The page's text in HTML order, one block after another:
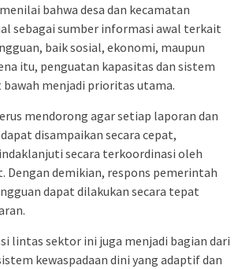
bahwa desa dan kecamatan
sebagai sumber informasi awal terkait
baik sosial, ekonomi, maupun
itu, penguatan kapasitas dan sistem
menjadi prioritas utama.
mendorong agar setiap laporan dan
disampaikan secara cepat,
secara terkoordinasi oleh
Dengan demikian, respons pemerintah
dapat dilakukan secara tepat
lintas sektor ini juga menjadi bagian dari
kewaspadaan dini yang adaptif dan